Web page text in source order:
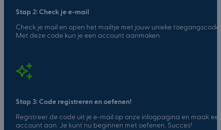
Stap 2: Check je e-mail
Check je mail en open het mailtje met jouw unieke toegangscode.
Met deze code kun je een account aanmaken.
Stap 3: Code registreren en oefenen!
Registreer de code uit je e-mail op onze inlogpagina en maak
account aan. Je kunt nu beginnen met oefenen. Succes!